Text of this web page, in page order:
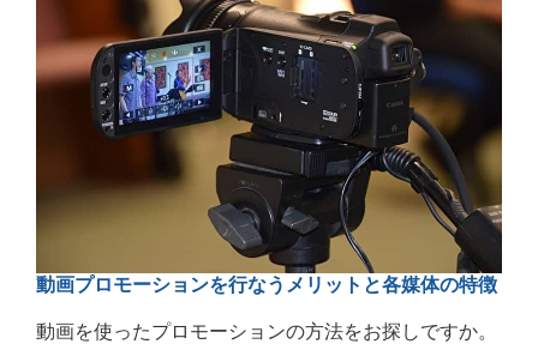
動画プロモーションを行なうメリットと各媒体の特徴
動画を使ったプロモーションの方法をお探しですか。